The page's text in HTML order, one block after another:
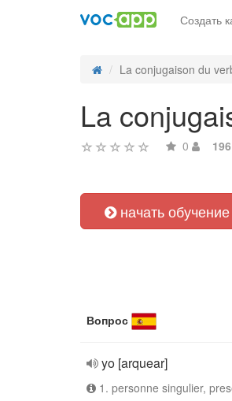
Создать
La conjugaison du
La
0
начать обучение
Вопрос
yo [arquear]
1. personne singulier,